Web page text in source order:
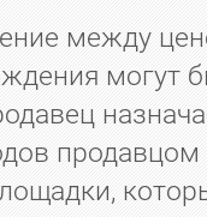
между
могут